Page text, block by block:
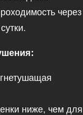
через
ниже, чем для